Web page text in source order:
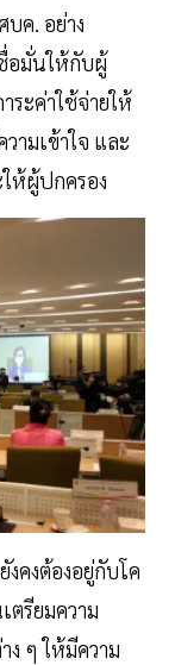
บค. อย่าง
ชื่อมั่นให้กับผู้
ระค่าใช้จ่ายให้
ามเข้าใจ และ
ห้ผู้ปกครอง
งคงต้องอยู่กับโค
ตรียมความ
ง ๆ ให้มีความ